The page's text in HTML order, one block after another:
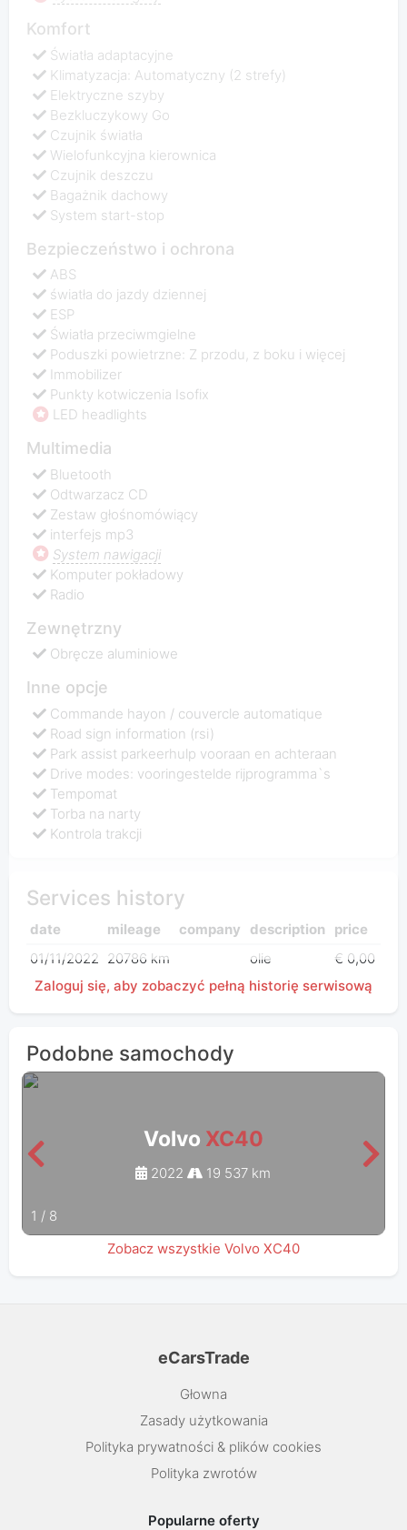
Komfort
Światła adaptacyjne
Klimatyzacja: Automatyczny (2 strefy)
Elektryczne szyby
Bezkluczykowy Go
Czujnik światła
Wielofunkcyjna kierownica
Czujnik deszczu
Bagażnik dachowy
System start-stop
Bezpieczeństwo i ochrona
ABS
światła do jazdy dziennej
ESP
Światła przeciwmgielne
Poduszki powietrzne: Z przodu, z boku i więcej
Immobilizer
Punkty kotwiczenia Isofix
LED headlights
Multimedia
Bluetooth
Odtwarzacz CD
Zestaw głośnomówiący
interfejs mp3
System nawigacji
Komputer pokładowy
Radio
Zewnętrzny
Obręcze aluminiowe
Inne opcje
Commande hayon / couvercle automatique
Road sign information (rsi)
Park assist parkeerhulp vooraan en achteraan
Drive modes: vooringestelde rijprogramma`s
Tempomat
Torba na narty
Kontrola trakcji
Services history
date mileage company description
price
01/11/2022 20786 km olie
€ 0,00
Zaloguj się, aby zobaczyć pełną historię serwisową
Podobne samochody
Volvo XC40
2022 19 537 km
1 / 8
Zobacz wszystkie Volvo XC40
eCarsTrade
Głowna
Zasady użytkowania
Polityka prywatności & plików cookies
Polityka zwrotów
Popularne oferty